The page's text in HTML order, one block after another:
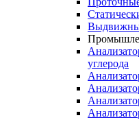
углерода